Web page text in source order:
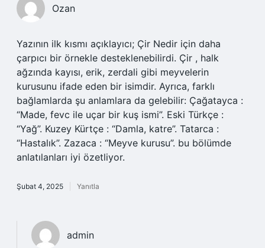
Ozan
Yazının ilk kısmı açıklayıcı; Çir Nedir için daha
çarpıcı bir örnekle desteklenebilirdi. Çir , halk
ağzında kayısı, erik, zerdali gibi meyvelerin
kurusunu ifade eden bir isimdir. Ayrıca, farklı
bağlamlarda şu anlamlara da gelebilir: Çağatayca :
“Made, fevc ile uçar bir kuş ismi”. Eski Türkçe :
“Yağ”. Kuzey Kürtçe : “Damla, katre”. Tatarca :
“Hastalık”. Zazaca : “Meyve kurusu”. bu bölümde
anlatılanları iyi özetliyor.
Şubat 4, 2025 Yanıtla
admin